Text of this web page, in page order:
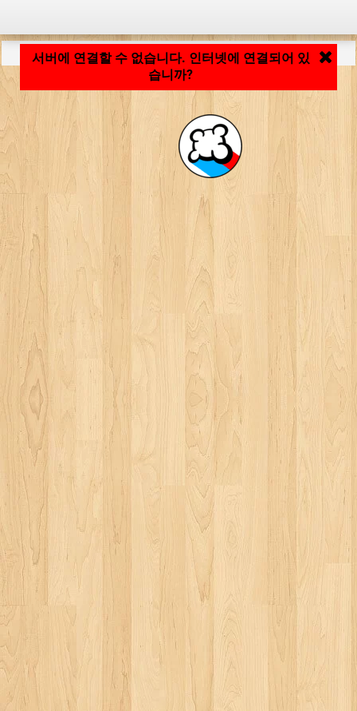
서버에 연결할 수 없습니다. 인터넷에 연결되어 있
습니까?
응용 프로그램 로딩 중... ...